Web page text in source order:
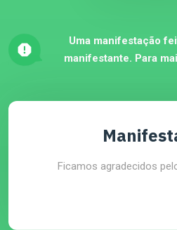
Uma manifestação
manifestante. Para
Ficamos agradecidos